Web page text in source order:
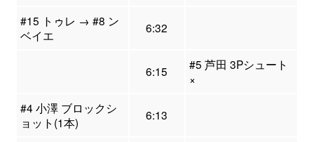
#15 トゥレ → #8 ン
ベイエ
6:32
6:15
#5 芦田 3Pシュート
×
#4 小澤 ブロックシ
ョット(1本)
6:13